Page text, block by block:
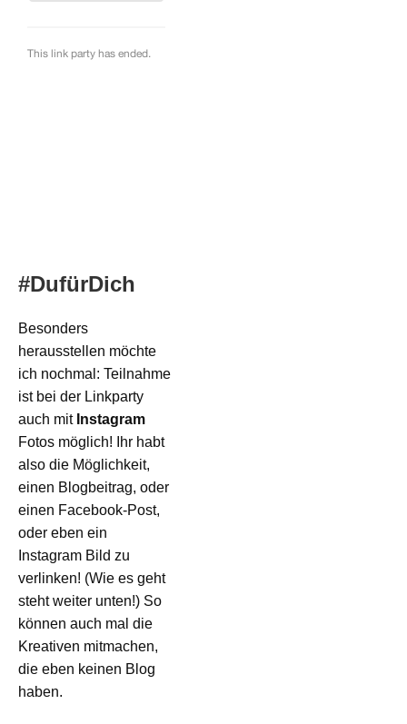
#DufürDich
Besonders
herausstellen möchte
ich nochmal: Teilnahme
ist bei der Linkparty
auch mit Instagram
Fotos möglich! Ihr habt
also die Möglichkeit,
einen Blogbeitrag, oder
einen Facebook-Post,
oder eben ein
Instagram Bild zu
verlinken! (Wie es geht
steht weiter unten!) So
können auch mal die
Kreativen mitmachen,
die eben keinen Blog
haben.